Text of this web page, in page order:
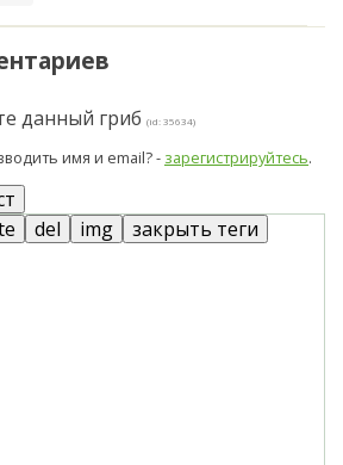
данный гриб (id: 35634)
имя и email? - зарегистрируйтесь.